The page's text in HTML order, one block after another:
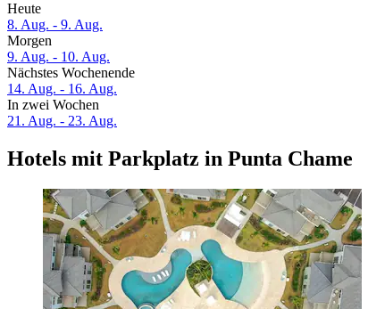
Heute
8. Aug. - 9. Aug.
Morgen
9. Aug. - 10. Aug.
Nächstes Wochenende
14. Aug. - 16. Aug.
In zwei Wochen
21. Aug. - 23. Aug.
Hotels mit Parkplatz in Punta Chame